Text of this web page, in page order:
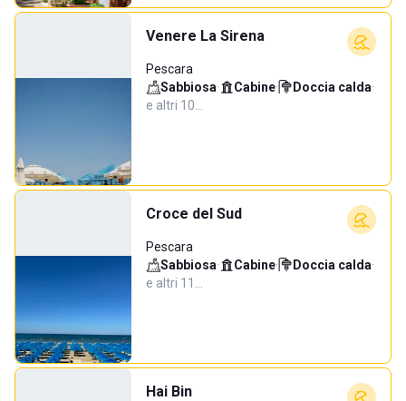
Venere La Sirena
Pescara
Sabbiosa· Cabine· Doccia calda·
e altri 10…
Croce del Sud
Pescara
Sabbiosa· Cabine· Doccia calda·
e altri 11…
Hai Bin